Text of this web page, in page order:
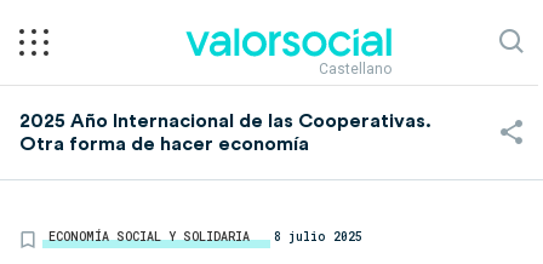
Castellano
2025 Año Internacional de las Cooperativas.
Otra forma de hacer economía
ECONOMÍA SOCIAL Y SOLIDARIA 8 julio 2025